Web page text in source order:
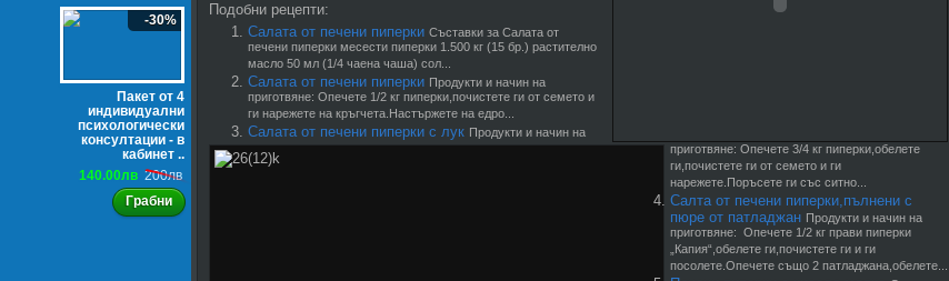
-30%
Пакет от 4
индивидуални
психологически
консултации - в
кабинет ..
140.00лв 200лв
Грабни
Подобни рецепти:
Салата от печени пиперки Съставки за Салата от
печени пиперки месести пиперки 1.500 кг (15 бр.) растително
масло 50 мл (1/4 чаена чаша) сол...
Салата от печени пиперки Продукти и начин на
приготвяне: Опечете 1/2 кг пиперки,почистете ги от семето и
ги нарежете на кръгчета.Настържете на едро...
Салата от печени пиперки с лук Продукти и начин на
приготвяне: Опечете 3/4 кг пиперки,обелете
ги,почистете ги от семето и ги
нарежете.Поръсете ги със ситно...
Салта от печени пиперки,пълнени с
пюре от патладжан Продукти и начин на
приготвяне: Опечете 1/2 кг прави пиперки
„Капия“,обелете ги,почистете ги и ги
посолете.Опечете също 2 патладжана,обелете...